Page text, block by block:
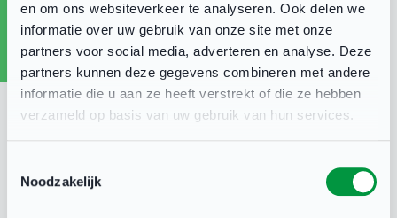
en om ons websiteverkeer te analyseren. Ook delen we
informatie over uw gebruik van onze site met onze
partners voor social media, adverteren en analyse. Deze
partners kunnen deze gegevens combineren met andere
informatie die u aan ze heeft verstrekt of die ze hebben
verzameld op basis van uw gebruik van hun services.
Noodzakelijk
zien. Probeer het maar eens uit:
Overzicht sportverenigingen
Overzicht sportaccommodaties